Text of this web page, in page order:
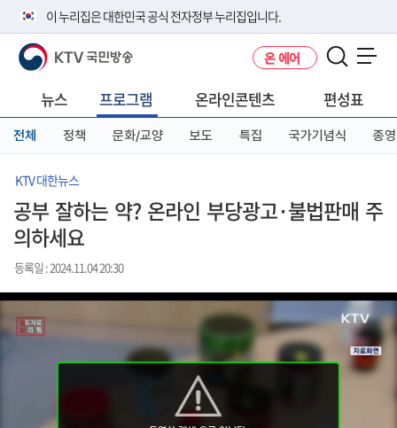
이 누리집은 대한민국 공식 전자정부 누리집입니다.
공식 누리집 주소 확인하기
니다.
이밖에 or.kr 또는 .kr등 다른 도메인 주소를 사용하고 있다면 아래 URL에
서 도메인 주소를 확인해 보세요
KTV 국민방송 온 에어
뉴스 프로그램 온라인콘텐츠 편성표
전체 정책 문화/교양 보도 특집 국가기념식 종영
KTV 대한뉴스
공부 잘하는 약? 온라인 부당광고·불법판매 주
의하세요
등록일 : 2024.11.04 20:30